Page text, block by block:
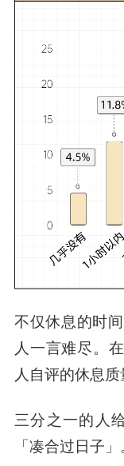
不仅休息的时
人一言难尽。
人自评的休息质
三分之一的人
「凑合过日子」。